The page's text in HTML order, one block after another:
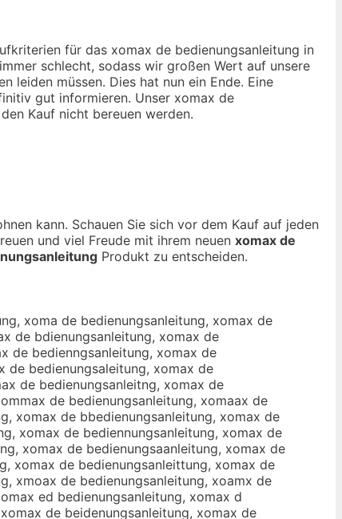
für das xomax de bedienungsanleitung in
schlecht, sodass wir großen Wert auf unsere
leiden müssen. Dies hat nun ein Ende. Eine
gut informieren. Unser xomax de
Kauf nicht bereuen werden.
kann. Schauen Sie sich vor dem Kauf auf jeden
und viel Freude mit ihrem neuen xomax de
Produkt zu entscheiden.
xomax de bedienungsanleitunh, xomax de bedienungsanleitunn, zxomax de bedienungsanleitung, xzomax de bedienungsanleitung, axomax de bedienungsanleitung, xaomax de bedienungsanleitung, sxomax de bedienungsanleitung, xsomax de bedienungsanleitung, dxomax de bedienungsanleitung, xdomax de bedienungsanleitung, cxomax de bedienungsanleitung, xcomax de bedienungsanleitung, xiomax de bedienungsanleitung, xoimax de bedienungsanleitung, xkomax de bedienungsanleitung, xokmax de bedienungsanleitung, xlomax de bedienungsanleitung, xolmax de bedienungsanleitung, xpomax de bedienungsanleitung, xopmax de bedienungsanleitung, x9omax de bedienungsanleitung, xo9max de bedienungsanleitung, x0omax de bedienungsanleitung, xo0max de bedienungsanleitung, xo max de bedienungsanleitung, xom ax de bedienungsanleitung, xonmax de bedienungsanleitung, xomnax de bedienungsanleitung, xohmax de bedienungsanleitung, xomhax de bedienungsanleitung, xojmax de bedienungsanleitung, xomjax de bedienungsanleitung, xomkax de bedienungsanleitung, xomlax de bedienungsanleitung, xomqax de bedienungsanleitung, xomaqx de bedienungsanleitung, xomwax de bedienungsanleitung, xomawx de bedienungsanleitung, xomzax de bedienungsanleitung, xomazx de bedienungsanleitung, xomxax de bedienungsanleitung, xomaxz de bedienungsanleitung, xomaxa de bedienungsanleitung, xomasx de bedienungsanleitung, xomaxs de bedienungsanleitung, xomadx de bedienungsanleitung, xomaxd de bedienungsanleitung, xomacx de bedienungsanleitung, xomaxc de bedienungsanleitung, xomax xde bedienungsanleitung, xomax dxe bedienungsanleitung, xomax sde bedienungsanleitung, xomax dse bedienungsanleitung, xomax wde bedienungsanleitung, xomax dwe bedienungsanleitung, xomax ede bedienungsanleitung, xomax rde bedienungsanleitung, xomax dre bedienungsanleitung, xomax fde bedienungsanleitung, xomax dfe bedienungsanleitung, xomax vde bedienungsanleitung, xomax dve bedienungsanleitung, xomax cde bedienungsanleitung, xomax dce bedienungsanleitung, xomax dew bedienungsanleitung, xomax des bedienungsanleitung, xomax ded bedienungsanleitung, xomax def bedienungsanleitung, xomax der bedienungsanleitung, xomax d3e bedienungsanleitung, xomax de3 bedienungsanleitung, xomax d4e bedienungsanleitung, xomax de4 bedienungsanleitung, xomax de bedienungsanleitung, xomax de b edienungsanleitung, xomax de vbedienungsanleitung, xomax de bvedienungsanleitung, xomax de fbedienungsanleitung, xomax de bfedienungsanleitung, xomax de gbedienungsanleitung, xomax de bgedienungsanleitung, xomax de hbedienungsanleitung, xomax de bhedienungsanleitung, xomax de nbedienungsanleitung, xomax de bnedienung